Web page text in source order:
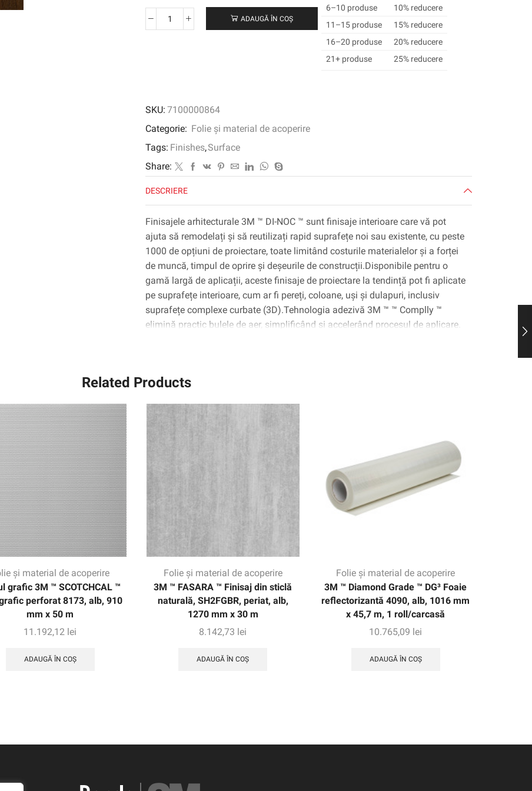
Cantitate
arhitectural
Finit
FW-
650,
1220
mm
x
50
m
ADAUGĂ ÎN COȘ
6–10 produse
10% reducere
11–15 produse
15% reducere
16–20 produse
20% reducere
21+ produse
25% reducere
SKU: 7100000864
Categorie: Folie și material de acoperire
Tags: Finishes,Surface
Share:
DESCRIERE
Finisajele arhitecturale 3M ™ DI-NOC ™ sunt finisaje interioare care vă pot
ajuta să remodelați și să reutilizați rapid suprafețe noi sau existente, cu peste
1000 de opțiuni de proiectare, toate limitând costurile materialelor și a forței
de muncă, timpul de oprire și deșeurile de construcții.Disponibile pentru o
gamă largă de aplicații, aceste finisaje de proiectare la tendință pot fi aplicate
pe suprafețe interioare, cum ar fi pereți, coloane, uși și dulapuri, inclusiv
suprafețe complexe curbate (3D).Tehnologia adezivă 3M ™ ™ Complly ™
elimină practic bulele de aer, simplificând și accelerând procesul de aplicare.
Related Products
și material de acoperire
grafic 3M ™ SCOTCHCAL ™
perforat 8173, alb, 910
mm x 50 m
11.192,12 lei
ADAUGĂ ÎN COȘ
Folie și material de acoperire
3M ™ FASARA ™ Finisaj din sticlă
naturală, SH2FGBR, periat, alb,
1270 mm x 30 m
8.142,73 lei
ADAUGĂ ÎN COȘ
Folie și material de acoperire
3M ™ Diamond Grade ™ DG³ Foaie
reflectorizantă 4090, alb, 1016 mm
x 45,7 m, 1 roll/carcasă
10.765,09 lei
ADAUGĂ ÎN COȘ